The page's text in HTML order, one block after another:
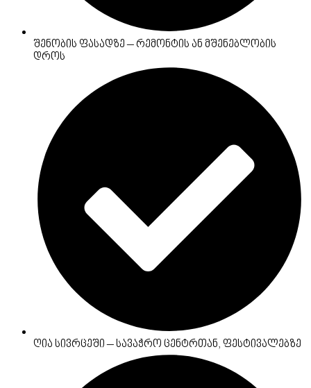
შენობის ფასადზე – რემონტის ან მშენებლობის
დროს
ღია სივრცეში – სავაჭრო ცენტრთან, ფესტივალებზე